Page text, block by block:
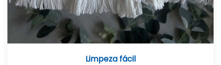
Limpeza fácil